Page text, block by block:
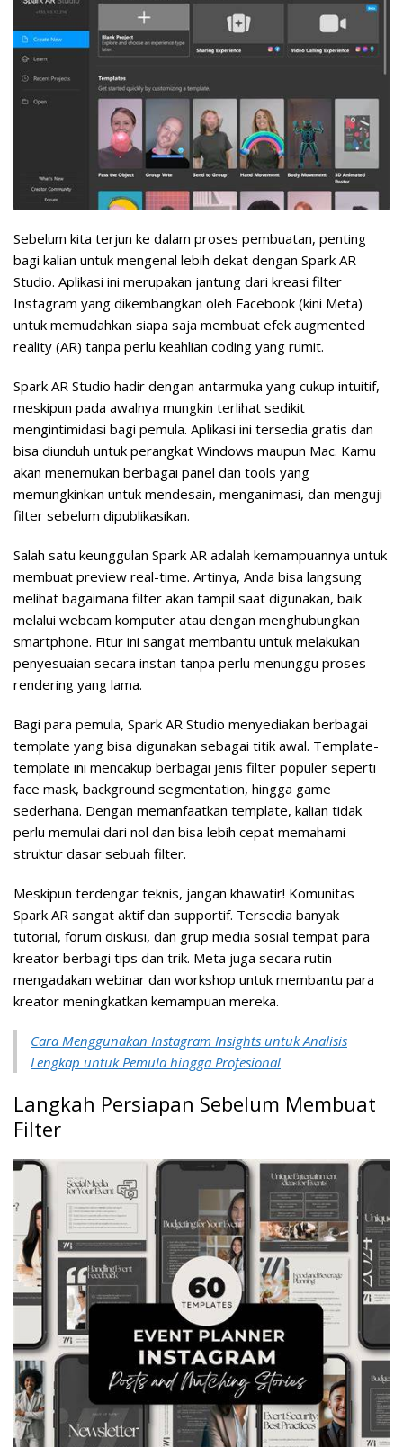
Sebelum kita terjun ke dalam proses pembuatan, penting
bagi kalian untuk mengenal lebih dekat dengan Spark AR
Studio. Aplikasi ini merupakan jantung dari kreasi filter
Instagram yang dikembangkan oleh Facebook (kini Meta)
untuk memudahkan siapa saja membuat efek augmented
reality (AR) tanpa perlu keahlian coding yang rumit.
Spark AR Studio hadir dengan antarmuka yang cukup intuitif,
meskipun pada awalnya mungkin terlihat sedikit
mengintimidasi bagi pemula. Aplikasi ini tersedia gratis dan
bisa diunduh untuk perangkat Windows maupun Mac. Kamu
akan menemukan berbagai panel dan tools yang
memungkinkan untuk mendesain, menganimasi, dan menguji
filter sebelum dipublikasikan.
Salah satu keunggulan Spark AR adalah kemampuannya untuk
membuat preview real-time. Artinya, Anda bisa langsung
melihat bagaimana filter akan tampil saat digunakan, baik
melalui webcam komputer atau dengan menghubungkan
smartphone. Fitur ini sangat membantu untuk melakukan
penyesuaian secara instan tanpa perlu menunggu proses
rendering yang lama.
Bagi para pemula, Spark AR Studio menyediakan berbagai
template yang bisa digunakan sebagai titik awal. Template-
template ini mencakup berbagai jenis filter populer seperti
face mask, background segmentation, hingga game
sederhana. Dengan memanfaatkan template, kalian tidak
perlu memulai dari nol dan bisa lebih cepat memahami
struktur dasar sebuah filter.
Meskipun terdengar teknis, jangan khawatir! Komunitas
Spark AR sangat aktif dan supportif. Tersedia banyak
tutorial, forum diskusi, dan grup media sosial tempat para
kreator berbagi tips dan trik. Meta juga secara rutin
mengadakan webinar dan workshop untuk membantu para
kreator meningkatkan kemampuan mereka.
Cara Menggunakan Instagram Insights untuk Analisis
Lengkap untuk Pemula hingga Profesional
Langkah Persiapan Sebelum Membuat
Filter